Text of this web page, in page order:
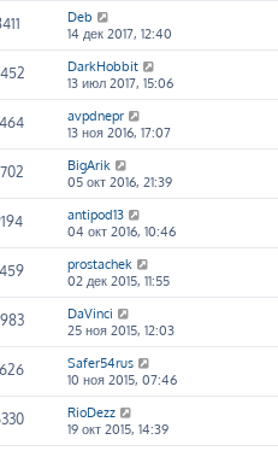
Deb
14 дек 2017, 12:40
DarkHobbit
13 июл 2017, 15:06
avpdnepr
13 ноя 2016, 17:07
BigArik
05 окт 2016, 21:39
antipod13
04 окт 2016, 10:46
prostachek
02 дек 2015, 11:55
DaVinci
25 ноя 2015, 12:03
Safer54rus
10 ноя 2015, 07:46
RioDezz
19 окт 2015, 14:39